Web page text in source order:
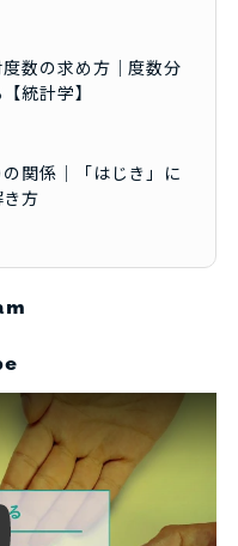
数の求め方｜度数分
統計学】
関係｜「はじき」に
方